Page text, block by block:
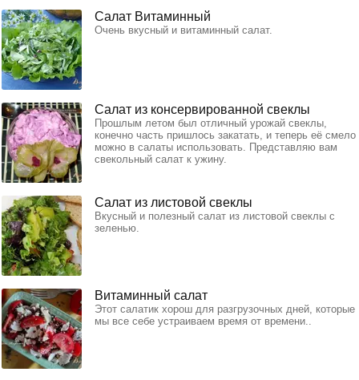
Салат Витаминный
Очень вкусный и витаминный салат.
Салат из консервированной свеклы
Прошлым летом был отличный урожай свеклы,
конечно часть пришлось закатать, и теперь её смело
можно в салаты использовать. Представляю вам
свекольный салат к ужину.
Салат из листовой свеклы
Вкусный и полезный салат из листовой свеклы с
зеленью.
Витаминный салат
Этот салатик хорош для разгрузочных дней, которые
мы все себе устраиваем время от времени..